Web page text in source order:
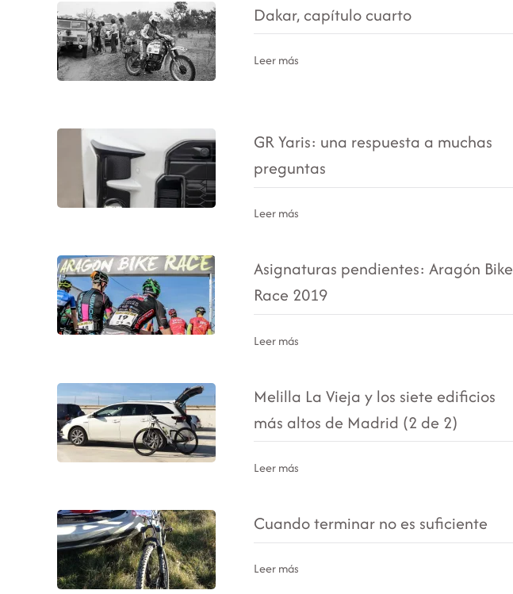
Dakar, capítulo cuarto
Leer más
GR Yaris: una respuesta a muchas
preguntas
Leer más
Asignaturas pendientes: Aragón Bike
Race 2019
Leer más
Melilla La Vieja y los siete edificios
más altos de Madrid (2 de 2)
Leer más
Cuando terminar no es suficiente
Leer más